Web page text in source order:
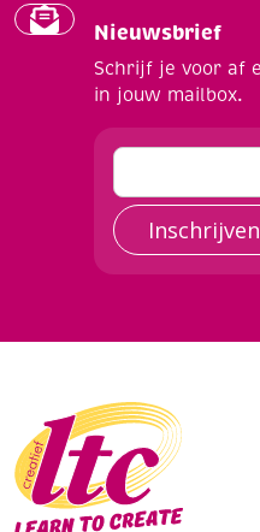
Nieuwsbrief
Schrijf je voor af
in jouw mailbox.
Inschrijven